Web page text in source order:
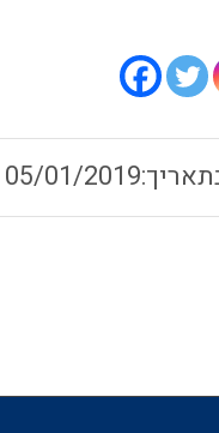
05/01/2019